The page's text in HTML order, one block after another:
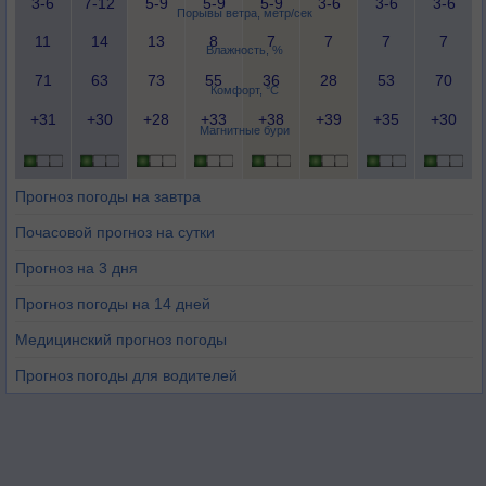
Порывы ветра, метр/сек
Влажность, %
Комфорт, °C
Магнитные бури
11 14 13 8 7 7 7 7
71 63 73 55 36 28 53 70
+31 +30 +28 +33 +38 +39 +35 +30
Прогноз погоды на завтра
Почасовой прогноз на сутки
Прогноз на 3 дня
Прогноз погоды на 14 дней
Медицинский прогноз погоды
Прогноз погоды для водителей